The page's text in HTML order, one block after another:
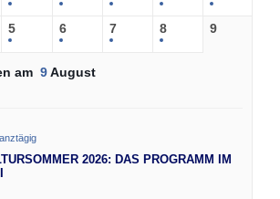
5 6 7 8 9
am 9August
2026: DAS PROGRAMM IM